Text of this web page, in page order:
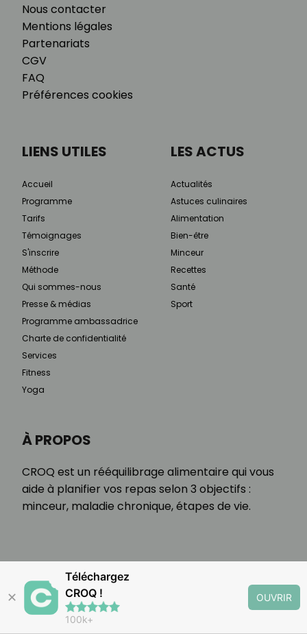
Nous contacter
Mentions légales
Partenariats
CGV
FAQ
Préférences cookies
À PROPOS
CROQ est un rééquilibrage alimentaire qui vous
aide à planifier vos repas selon 3 objectifs :
minceur, maladie chronique, étapes de vie.
LIENS UTILES
Accueil
Programme
Tarifs
Témoignages
S'inscrire
Méthode
Qui sommes-nous
Presse & médias
Programme ambassadrice
Charte de confidentialité
Services
Fitness
Yoga
LES ACTUS
Actualités
Astuces culinaires
Alimentation
Bien-être
Minceur
Recettes
Santé
Sport
✕
Téléchargez
CROQ !
100k+
OUVRIR